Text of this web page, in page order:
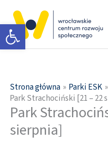
Otwórz pasek narzędzi
treści
Strona główna
Parki ESK
Park Strachociński [21 – 22
Park
sierpnia]